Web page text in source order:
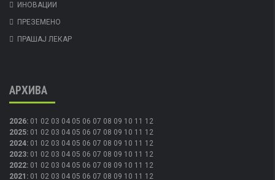
ИНОВАЦИИ
ПРЕЗЕМЕНО
ПРАШАЈ ЛЕКАР
АРХИВА
2026: 01 02 03 04 05 06 07 08 09 10 11 12
2025: 01 02 03 04 05 06 07 08 09 10 11 12
2024: 01 02 03 04 05 06 07 08 09 10 11 12
2023: 01 02 03 04 05 06 07 08 09 10 11 12
2022: 01 02 03 04 05 06 07 08 09 10 11 12
2021 : 01 02 03 04 05 06 07 08 09 10 11 12